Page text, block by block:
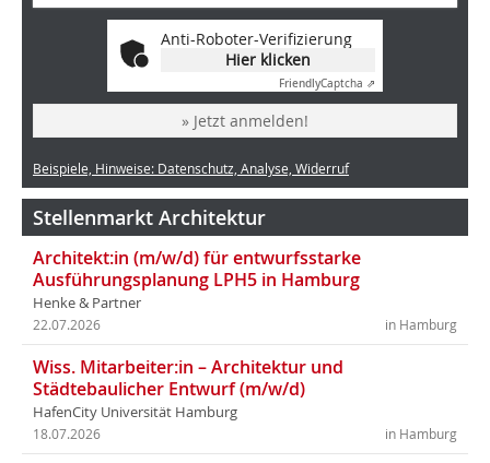
Anti-Roboter-Verifizierung
Hier klicken
FriendlyCaptcha ⇗
» Jetzt anmelden!
Beispiele, Hinweise: Datenschutz, Analyse, Widerruf
Stellenmarkt Architektur
Architekt:in (m/w/d) für entwurfsstarke
Ausführungsplanung LPH5 in Hamburg
Henke & Partner
in Hamburg
22.07.2026
Wiss. Mitarbeiter:in – Architektur und
Städtebaulicher Entwurf (m/w/d)
HafenCity Universität Hamburg
in Hamburg
18.07.2026